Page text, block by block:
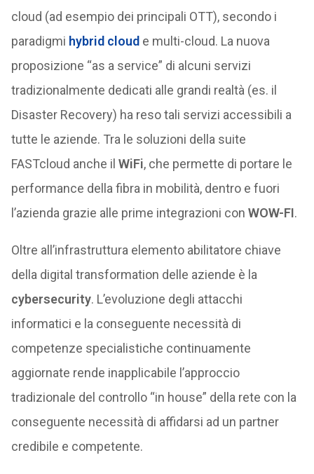
cloud (ad esempio dei principali OTT), secondo i
paradigmi hybrid cloud e multi-cloud. La nuova
proposizione “as a service” di alcuni servizi
tradizionalmente dedicati alle grandi realtà (es. il
Disaster Recovery) ha reso tali servizi accessibili a
tutte le aziende. Tra le soluzioni della suite
FASTcloud anche il WiFi, che permette di portare le
performance della fibra in mobilità, dentro e fuori
l’azienda grazie alle prime integrazioni con WOW-FI.
Oltre all’infrastruttura elemento abilitatore chiave
della digital transformation delle aziende è la
cybersecurity. L’evoluzione degli attacchi
informatici e la conseguente necessità di
competenze specialistiche continuamente
aggiornate rende inapplicabile l’approccio
tradizionale del controllo “in house” della rete con la
conseguente necessità di affidarsi ad un partner
credibile e competente.